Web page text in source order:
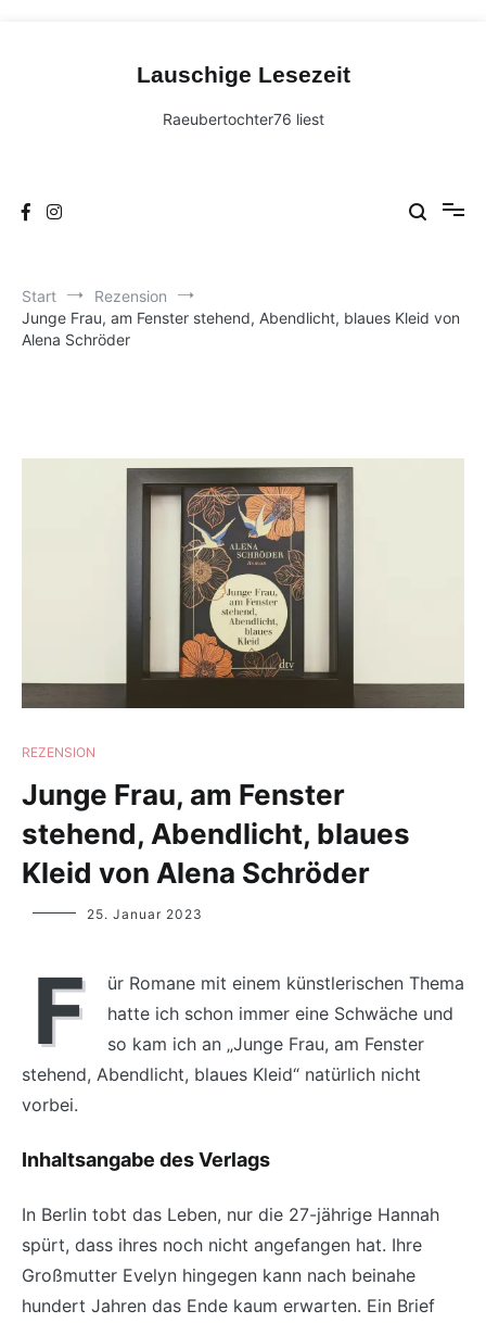
Lauschige Lesezeit
Raeubertochter76 liest
Start
Rezension
Junge Frau, am Fenster stehend, Abendlicht, blaues Kleid von
Alena Schröder
REZENSION
Junge Frau, am Fenster
stehend, Abendlicht, blaues
Kleid von Alena Schröder
Yvonne
25. Januar 2023
F
ür Romane mit einem künstlerischen Thema
hatte ich schon immer eine Schwäche und
so kam ich an „Junge Frau, am Fenster
stehend, Abendlicht, blaues Kleid“ natürlich nicht
vorbei.
Inhaltsangabe des Verlags
In Berlin tobt das Leben, nur die 27-jährige Hannah
spürt, dass ihres noch nicht angefangen hat. Ihre
Großmutter Evelyn hingegen kann nach beinahe
hundert Jahren das Ende kaum erwarten. Ein Brief